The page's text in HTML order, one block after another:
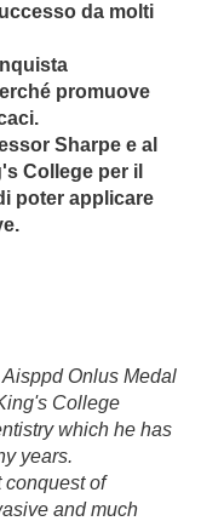
da molti
promuove
Sharpe e al
College per il
poter applicare
Onlus Medal
College
which he has
years.
conquest of
and much